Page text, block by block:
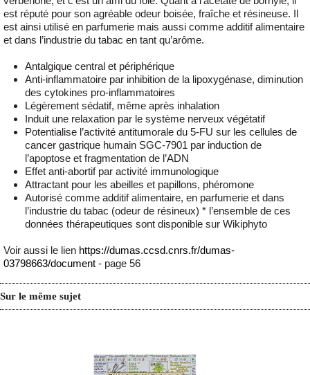
est réputé pour son agréable odeur boisée, fraîche et résineuse. Il
est ainsi utilisé en parfumerie mais aussi comme additif alimentaire
et dans l’industrie du tabac en tant qu’arôme.
Antalgique central et périphérique
Anti-inflammatoire par inhibition de la lipoxygénase, diminution
des cytokines pro-inflammatoires
Légèrement sédatif, même après inhalation
Induit une relaxation par le système nerveux végétatif
Potentialise l’activité antitumorale du 5-FU sur les cellules de
cancer gastrique humain SGC-7901 par induction de
l’apoptose et fragmentation de l’ADN
Effet anti-abortif par activité immunologique
Attractant pour les abeilles et papillons, phéromone
Autorisé comme additif alimentaire, en parfumerie et dans
l’industrie du tabac (odeur de résineux) * l’ensemble de ces
données thérapeutiques sont disponible sur Wikiphyto
Voir aussi le lien https://dumas.ccsd.cnrs.fr/dumas-
03798663/document - page 56
Sur le même sujet